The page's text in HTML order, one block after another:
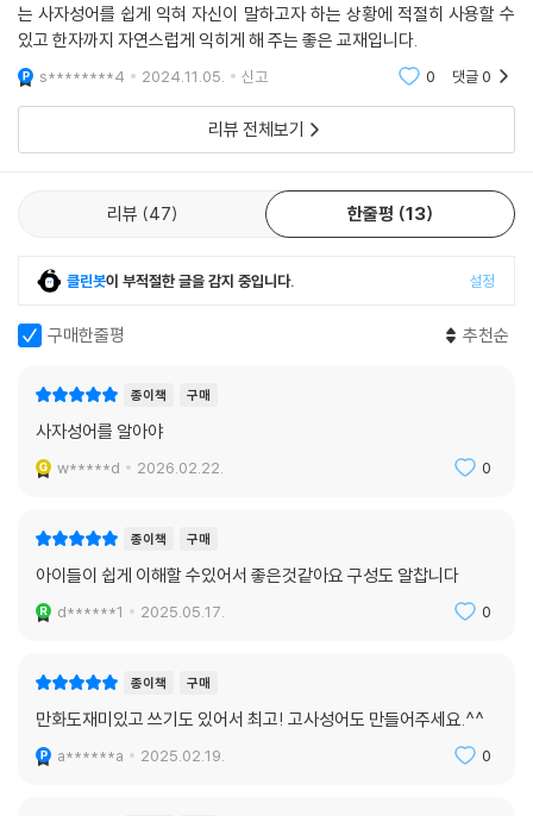
는 사자성어를 쉽게 익혀 자신이 말하고자 하는 상황에 적절히 사용할 수
있고 한자까지 자연스럽게 익히게 해 주는 좋은 교재입니다.
s********4 2024.11.05. 신고 0 댓글0
리뷰 전체보기
리뷰 47 한줄평 13
클린봇이 부적절한 글을 감지 중입니다. 설정
구매한줄평 추천순
종이책 구매
사자성어를 알아야
w*****d 2026.02.22. 0
종이책 구매
아이들이 쉽게 이해할 수있어서 좋은것같아요 구성도 알찹니다
d******1 2025.05.17. 0
종이책 구매
만화도재미있고 쓰기도 있어서 최고! 고사성어도 만들어주세요.^^
a******a 2025.02.19. 0